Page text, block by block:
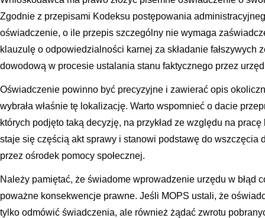
Zgodnie z przepisami Kodeksu postępowania
oświadczenie, o ile przepis szczególny nie wymaga
klauzulę o odpowiedzialności karnej za składanie fałszywych
dowodową w procesie ustalania stanu faktycznego przez
Oświadczenie powinno być precyzyjne i zawierać opis
wybrała właśnie tę lokalizację. Warto wspomnieć o dacie
których podjęto taką decyzję, na przykład ze względu na
staje się częścią akt sprawy i stanowi podstawę do wszczęcia
przez ośrodek pomocy społecznej.
Należy pamiętać, że świadome wprowadzenie urzędu w błąd
poważne konsekwencje prawne. Jeśli MOPS ustali, że
tylko odmówić świadczenia, ale również żądać zwrotu